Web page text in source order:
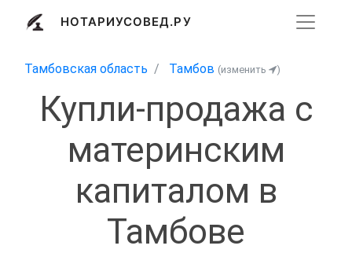
НОТАРИУСОВЕД.РУ
Тамбовская область Тамбов (изменить )
Купли-продажа с
материнским
капиталом в
Тамбове